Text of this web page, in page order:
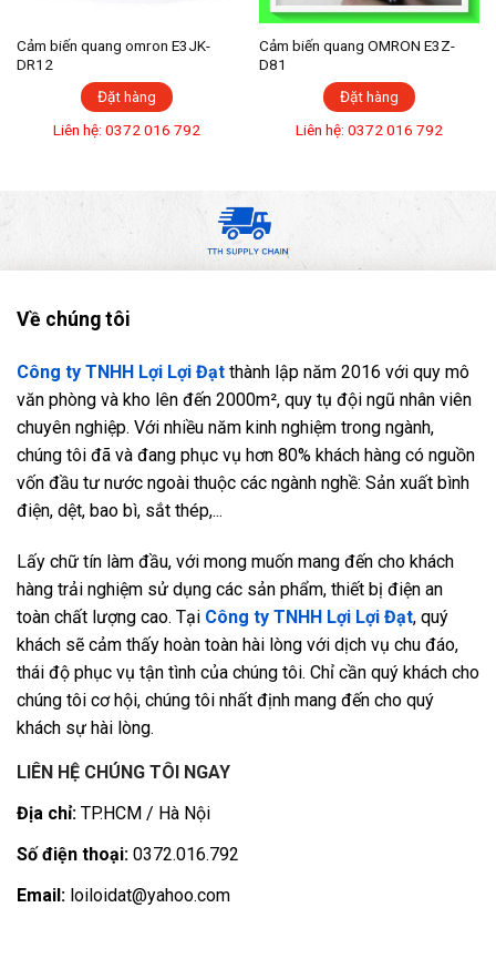
Cảm biến quang omron E3JK-
DR12
Đặt hàng
Liên hệ: 0372 016 792
Cảm biến quang OMRON E3Z-
D81
Đặt hàng
Liên hệ: 0372 016 792
Về chúng tôi
Công ty TNHH Lợi Lợi Đạt thành lập năm 2016 với quy mô
văn phòng và kho lên đến 2000m², quy tụ đội ngũ nhân viên
chuyên nghiệp. Với nhiều năm kinh nghiệm trong ngành,
chúng tôi đã và đang phục vụ hơn 80% khách hàng có nguồn
vốn đầu tư nước ngoài thuộc các ngành nghề: Sản xuất bình
điện, dệt, bao bì, sắt thép,...
Lấy chữ tín làm đầu, với mong muốn mang đến cho khách
hàng trải nghiệm sử dụng các sản phẩm, thiết bị điện an
toàn chất lượng cao. Tại Công ty TNHH Lợi Lợi Đạt, quý
khách sẽ cảm thấy hoàn toàn hài lòng với dịch vụ chu đáo,
thái độ phục vụ tận tình của chúng tôi. Chỉ cần quý khách cho
chúng tôi cơ hội, chúng tôi nhất định mang đến cho quý
khách sự hài lòng.
LIÊN HỆ CHÚNG TÔI NGAY
Địa chỉ: TP.HCM / Hà Nội
Số điện thoại: 0372.016.792
Email: loiloidat@yahoo.com